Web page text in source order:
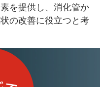
を提供し、消化管​か
の改善​に役立つと考